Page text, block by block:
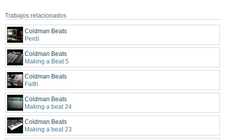
Trabajos relacionados
Coldman Beats
Perdí
Coldman Beats
Making a Beat 5
Coldman Beats
Faith
Coldman Beats
Making a beat 24
Coldman Beats
Making a beat 23